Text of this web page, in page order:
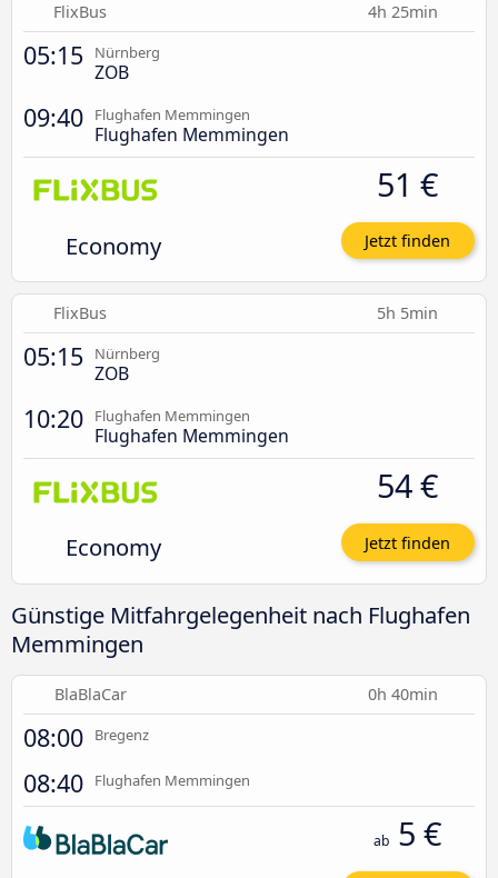
FlixBus 4h 25min
05:15 Nürnberg
ZOB
09:40 Flughafen Memmingen
Flughafen Memmingen
Economy
51 €
Jetzt finden
FlixBus 5h 5min
05:15 Nürnberg
ZOB
10:20 Flughafen Memmingen
Flughafen Memmingen
Economy
54 €
Jetzt finden
Günstige Mitfahrgelegenheit nach Flughafen
Memmingen
BlaBlaCar 0h 40min
08:00 Bregenz
08:40 Flughafen Memmingen
ab 5 €